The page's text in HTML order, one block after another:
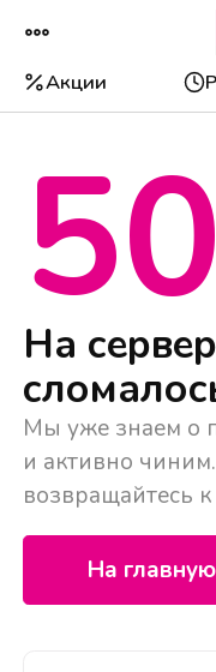
Акции
На
Мы уже знаем о
и активно
возвращайтесь
На главную